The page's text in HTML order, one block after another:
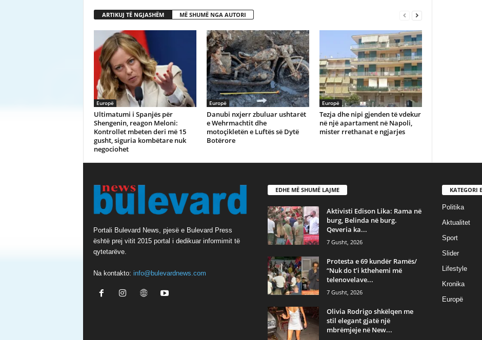
ARTIKUJ TË NGJASHËM MË SHUMË NGA AUTORI
Europë
Ultimatumi i Spanjës për
Shengenin, reagon Meloni:
Kontrollet mbeten deri më 15
gusht, siguria kombëtare nuk
negociohet
Europë
Danubi nxjerr zbuluar ushtarët
e Wehrmachtit dhe
motoçikletën e Luftës së Dytë
Botërore
Europë
Tezja dhe nipi gjenden të vdekur
në një apartament në Napoli,
mister rrethanat e ngjarjes
Portali Bulevard News, pjesë e Bulevard Press
është prej vitit 2015 portal i dedikuar informimit të
qytetarëve.
Na kontakto: info@bulevardnews.com
EDHE MË SHUMË LAJME
Aktivisti Edison Lika: Rama në
burg, Belinda në burg.
Qeveria ka...
7 Gusht, 2026
Protesta e 69 kundër Ramës/
“Nuk do t’i kthehemi më
telenovelave...
7 Gusht, 2026
Olivia Rodrigo shkëlqen me
stil elegant gjatë një
mbrëmjeje në New...
KATEGORI
Politika
Aktualitet
Sport
Slider
Lifestyle
Kronika
Europë